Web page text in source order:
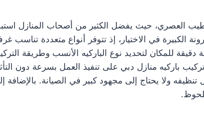
حيث يفضل الكثير من أصحاب المنازل استبدال
الكبيرة في الاختيار، إذ تتوفر أنواع متعددة
دقيقة للمكان لتحديد نوع الباركيه الأنسب وطريقة
باركيه منازل دبي على تنفيذ العمل بسرعة دون
تنظيفه ولا يحتاج إلى مجهود كبير في الصيانة.